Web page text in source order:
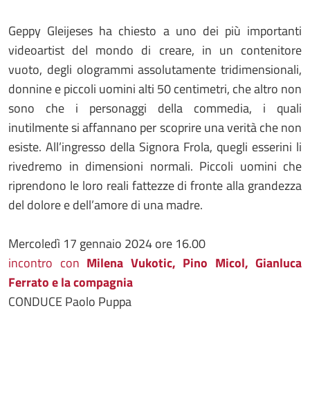
Geppy Gleijeses ha chiesto a uno dei più importanti
videoartist del mondo di creare, in un contenitore
vuoto, degli ologrammi assolutamente tridimensionali,
donnine e piccoli uomini alti 50 centimetri, che altro non
sono che i personaggi della commedia, i quali
inutilmente si affannano per scoprire una verità che non
esiste. All’ingresso della Signora Frola, quegli esserini li
rivedremo in dimensioni normali. Piccoli uomini che
riprendono le loro reali fattezze di fronte alla grandezza
del dolore e dell’amore di una madre.
Mercoledì 17 gennaio 2024 ore 16.00
incontro con Milena Vukotic, Pino Micol, Gianluca
Ferrato e la compagnia
CONDUCE Paolo Puppa